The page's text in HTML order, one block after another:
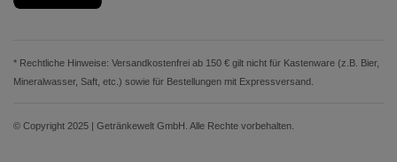
* Rechtliche Hinweise: Versandkostenfrei ab 150 € gilt nicht für Kastenware (z.B. Bier,
Mineralwasser, Saft, etc.) sowie für Bestellungen mit Expressversand.
© Copyright 2025 | Getränkewelt GmbH. Alle Rechte vorbehalten.